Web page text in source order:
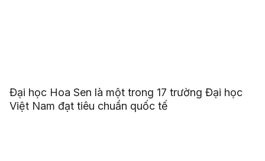
Đại học Hoa Sen là một trong 17 trường Đại học
Việt Nam đạt tiêu chuẩn quốc tế